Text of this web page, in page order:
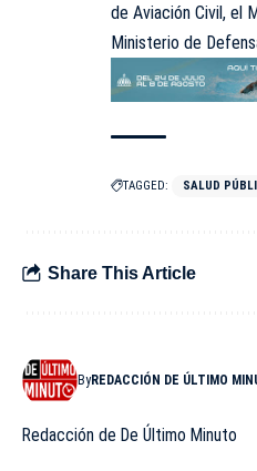
de Aviación Civil, el
Ministerio de
TAGGED: SALUD
Share This Article
ByREDACCIÓN DE ÚLTIMO
Redacción de De Último Minuto